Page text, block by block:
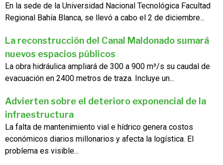
En la sede de la Universidad Nacional Tecnológica Facultad
Regional Bahía Blanca, se llevó a cabo el 2 de diciembre...
La reconstrucción del Canal Maldonado sumará
nuevos espacios públicos
La obra hidráulica ampliará de 300 a 900 m³/s su caudal de
evacuación en 2400 metros de traza. Incluye un...
Advierten sobre el deterioro exponencial de la
infraestructura
La falta de mantenimiento vial e hídrico genera costos
económicos diarios millonarios y afecta la logística. El
problema es visible...